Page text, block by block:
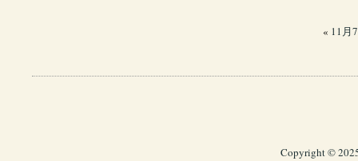
« 11月
Copyright ©